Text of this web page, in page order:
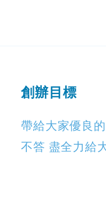
創辦目標
帶給大家優良
不答 盡全力給